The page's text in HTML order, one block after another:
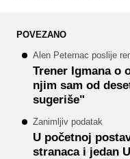
POVEZANO
Alen Peternac poslije
Trener Igmana o
njim sam od
sugeriše"
Zanimljiv podatak
U početnoj
stranaca i jedan